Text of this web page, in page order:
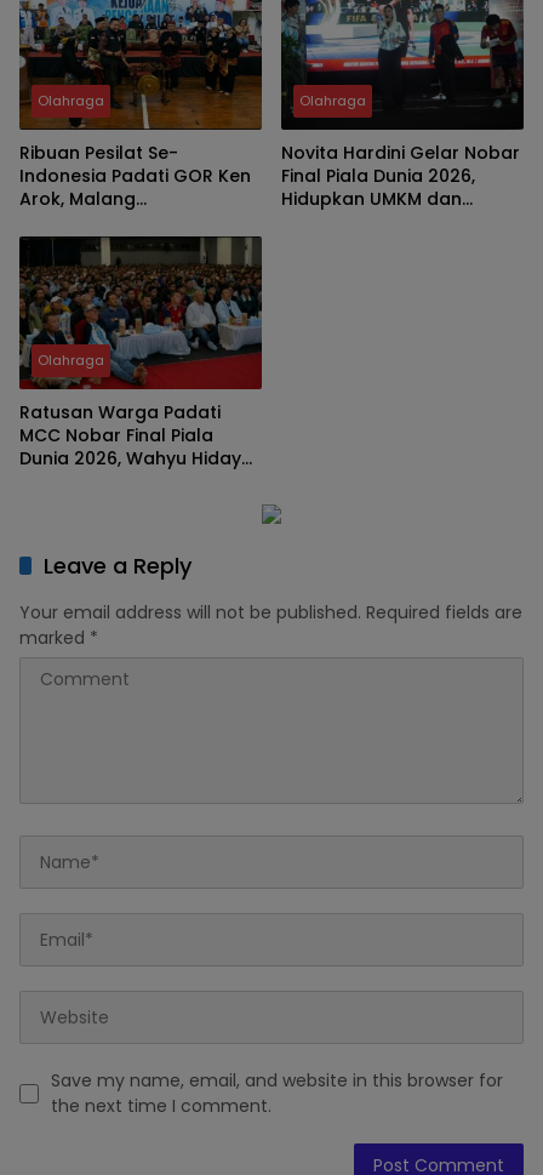
Olahraga
Ribuan Pesilat Se-
Indonesia Padati GOR Ken
Arok, Malang
Pembinaan Atlet dan
Pelestarian Budaya
Bangsa
Olahraga
Novita Hardini Gelar Nobar
Final Piala Dunia 2026,
Hidupkan UMKM dan
Olahraga
Ratusan Warga Padati
MCC Nobar Final Piala
Dunia 2026, Wahyu Hidayat
Leave a Reply
Your email address will not be published. Required fields are
marked *
Save my name, email, and website in this browser for
the next time I comment.